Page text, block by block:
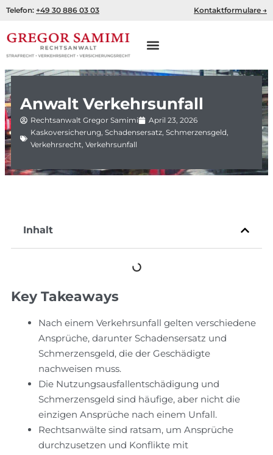
Zum
springen
Telefon: +49 30 886 03 03 Kontaktformulare →
Anwalt Verkehrsunfall
Rechtsanwalt Gregor Samimi
April 23, 2026
Kaskoversicherung,Schadensersatz,Schmerzensgeld,
Verkehrsrecht,Verkehrsunfall
Inhalt
Key Takeaways
Nach einem Verkehrsunfall gelten verschiedene
Ansprüche, darunter Schadensersatz und
Schmerzensgeld, die der Geschädigte
nachweisen muss.
Die Nutzungsausfallentschädigung und
Schmerzensgeld sind häufige, aber nicht die
einzigen Ansprüche nach einem Unfall.
Rechtsanwälte sind ratsam, um Ansprüche
durchzusetzen und Konflikte mit